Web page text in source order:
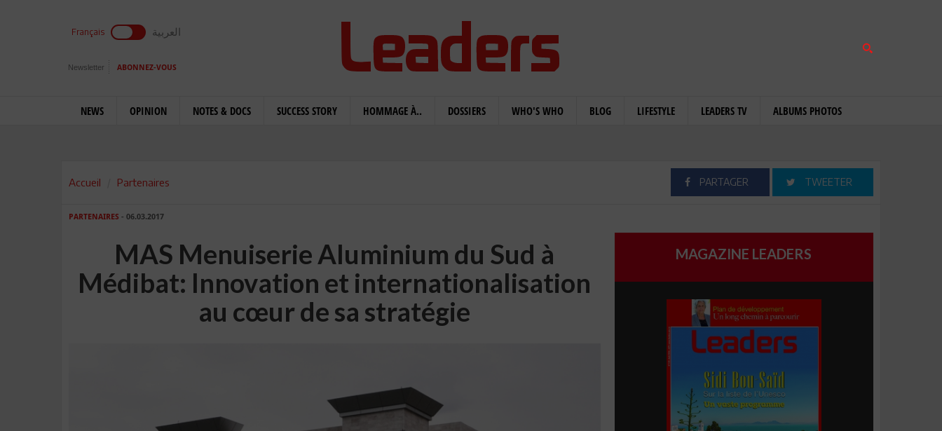
Français العربية
Newsletter ABONNEZ-VOUS
NEWS OPINION NOTES & DOCS SUCCESS STORY HOMMAGE À.. DOSSIERS WHO'S WHO BLOG LIFESTYLE LEADERS TV ALBUMS PHOTOS
Accueil Partenaires PARTAGER TWEETER
PARTENAIRES - 06.03.2017
MAS Menuiserie Aluminium du Sud à
Médibat: Innovation et internationalisation
au cœur de sa stratégie
MAGAZINE LEADERS